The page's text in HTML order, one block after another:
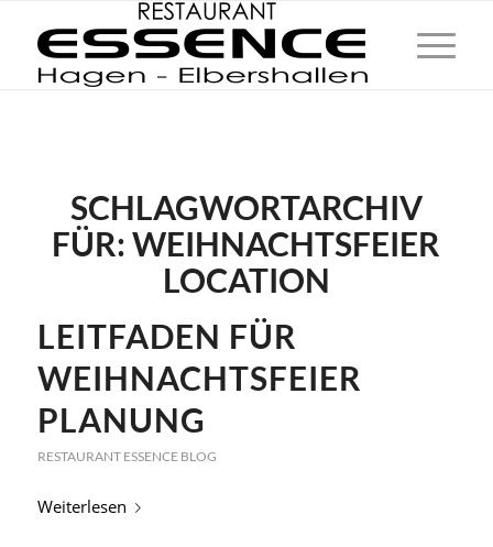
SCHLAGWORTARCHIV
FÜR:WEIHNACHTSFEIER
LOCATION
LEITFADEN FÜR
WEIHNACHTSFEIER
PLANUNG
RESTAURANT ESSENCE BLOG
Weiterlesen